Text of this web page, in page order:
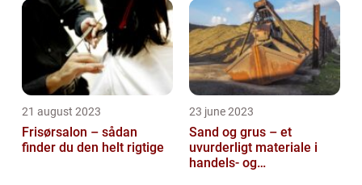
21 august 2023
Frisørsalon – sådan
finder du den helt rigtige
23 june 2023
Sand og grus – et
uvurderligt materiale i
handels- og